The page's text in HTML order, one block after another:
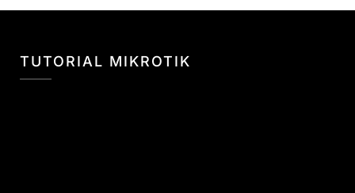
TUTORIAL MIKROTIK